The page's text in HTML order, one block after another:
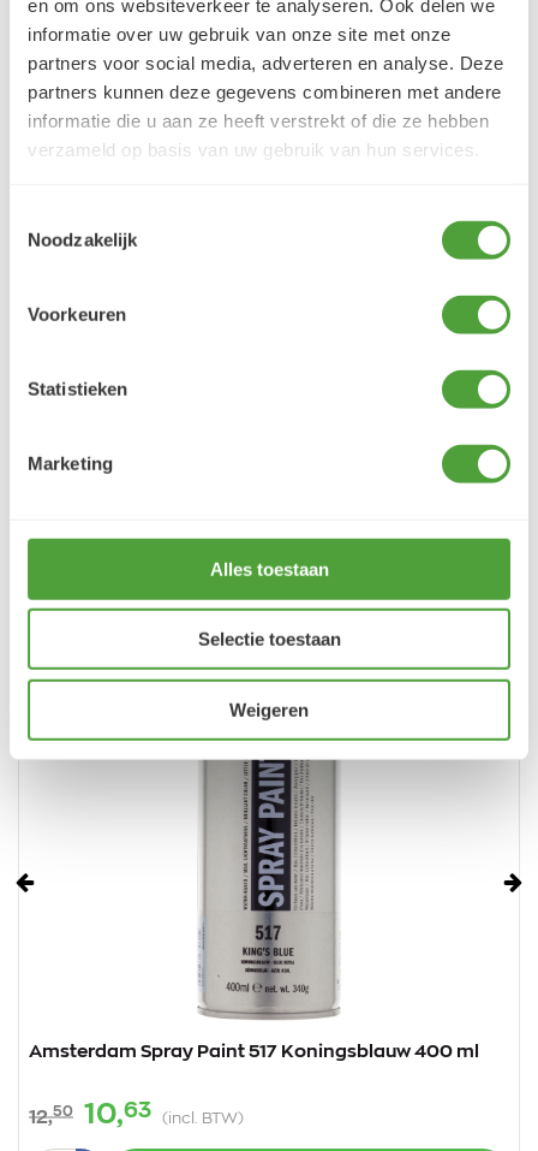
en om ons websiteverkeer te analyseren. Ook delen we
informatie over uw gebruik van onze site met onze
partners voor social media, adverteren en analyse. Deze
partners kunnen deze gegevens combineren met andere
informatie die u aan ze heeft verstrekt of die ze hebben
verzameld op basis van uw gebruik van hun services.
Noodzakelijk
Voorkeuren
Statistieken
Marketing
Alles toestaan
Selectie toestaan
Weigeren
Klantbeoordelingen
9.5/10 (1365 beoordelingen)
5/5
Vorige
Amsterdam Spray Paint 517 Koningsblauw 400 ml
12,50 10,63 (incl. BTW)